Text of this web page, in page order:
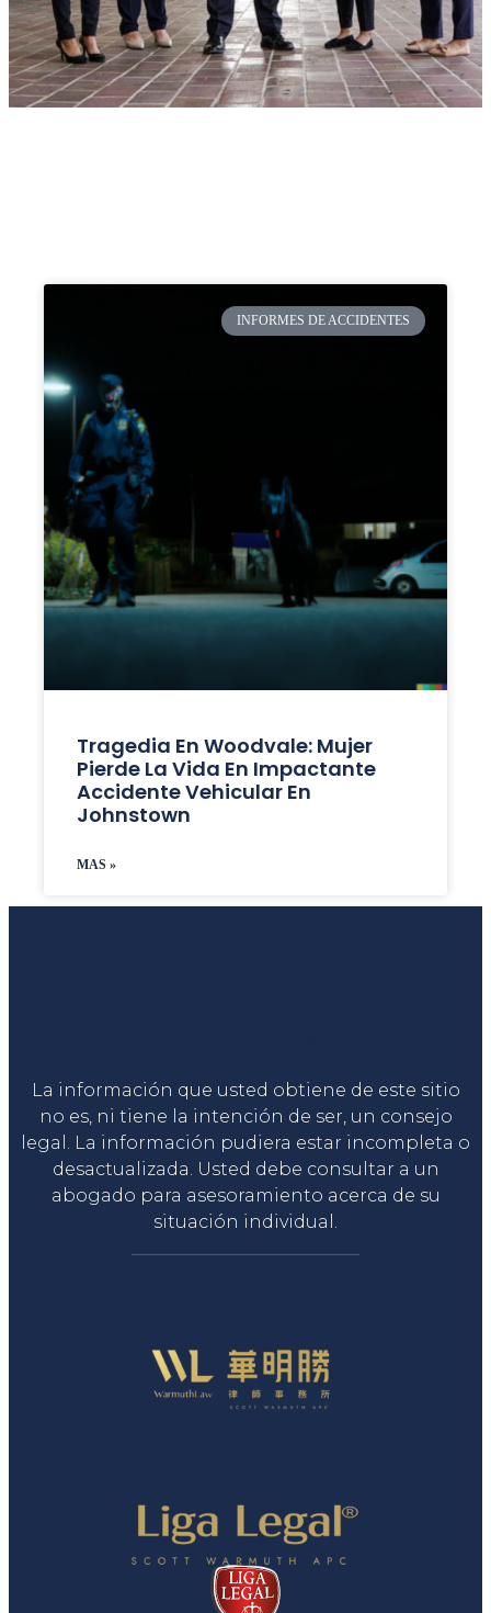
INFORMES DE ACCIDENTES
Tragedia En Woodvale: Mujer
Pierde La Vida En Impactante
Accidente Vehicular En
Johnstown
MAS »
La información que usted obtiene de este sitio
no es, ni tiene la intención de ser, un consejo
legal. La información pudiera estar incompleta o
desactualizada. Usted debe consultar a un
abogado para asesoramiento acerca de su
situación individual.